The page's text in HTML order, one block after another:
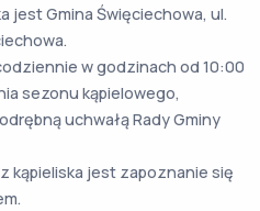
jest Gmina Święciechowa, ul.
w godzinach od 10:00
sezonu kąpielowego,
uchwałą Rady Gminy
kąpieliska jest zapoznanie się